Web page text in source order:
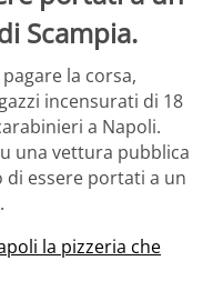
Scampia.
la corsa,
incensurati di 18
a Napoli.
una vettura pubblica
di essere portati a un
la pizzeria che